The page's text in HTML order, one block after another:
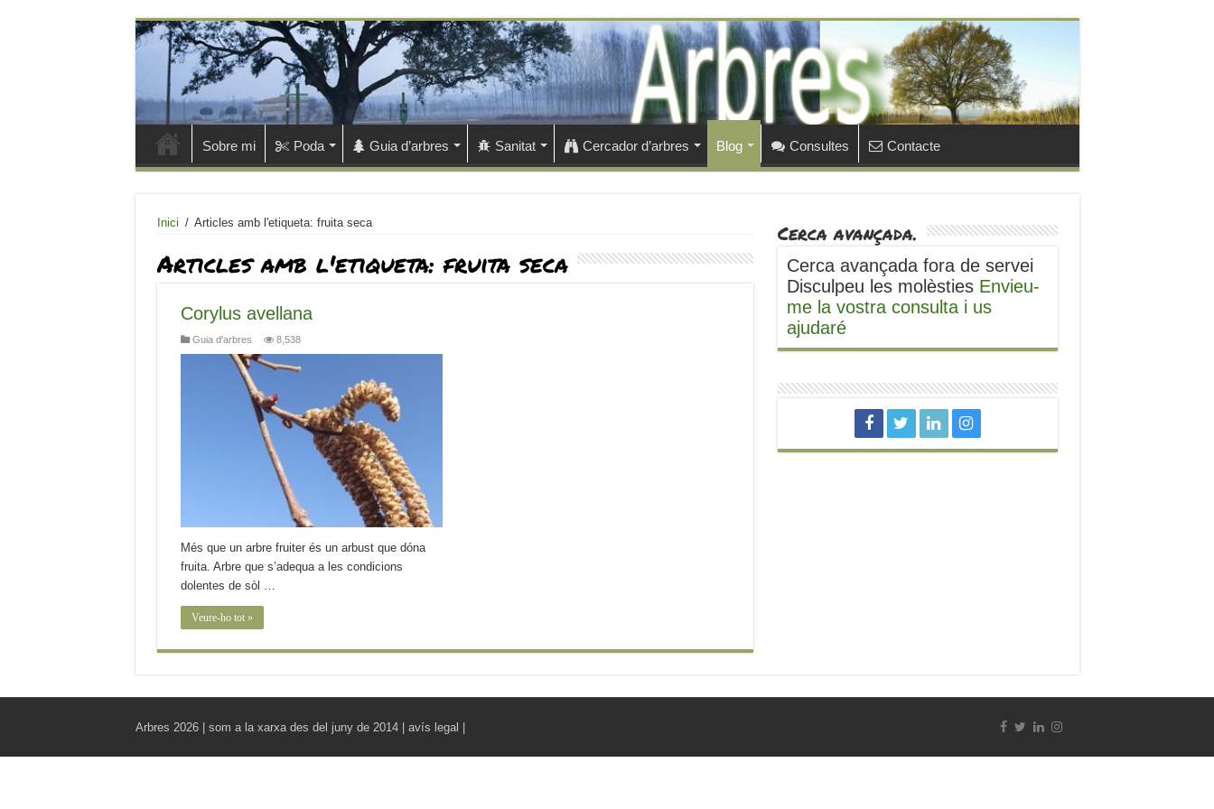
Sobre mi Poda Guia d’arbres Sanitat Cercador d’arbres Blog Consultes Contacte
Inici / Articles amb l'etiqueta: fruita seca
Articles amb l'etiqueta:fruita seca
Corylus avellana
Guia d'arbres 8,538
Més que un arbre fruiter és un arbust que dóna
fruita. Arbre que s’adequa a les condicions
dolentes de sòl …
Veure-ho tot »
Cerca avançada.
Cerca avançada fora de servei
Disculpeu les molèsties Envieu-
me la vostra consulta i us
ajudaré
Arbres 2026 | som a la xarxa des del juny de 2014 | avís legal